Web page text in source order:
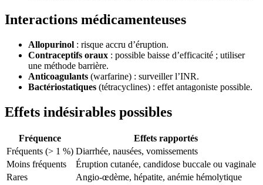
Interactions médicamenteuses
Allopurinol : risque accru d’éruption.
Contraceptifs oraux : possible baisse d’efficacité ; utiliser
une méthode barrière.
Anticoagulants (warfarine) : surveiller l’INR.
Bactériostatiques (tétracyclines) : effet antagoniste possible.
Effets indésirables possibles
Fréquence
Effets rapportés
Fréquents (> 1 %) Diarrhée, nausées, vomissements
Moins fréquents
Éruption cutanée, candidose buccale ou vaginale
Rares
Angio-œdème, hépatite, anémie hémolytique